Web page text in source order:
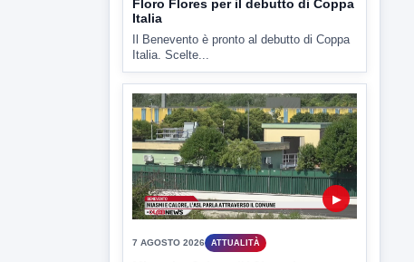
7 AGOSTO 2026 SPORT BENEVENTO
Benevento Calcio: Le scelte di
Floro Flores per il debutto di Coppa
Il Benevento è pronto al debutto di Coppa
Italia. Scelte...